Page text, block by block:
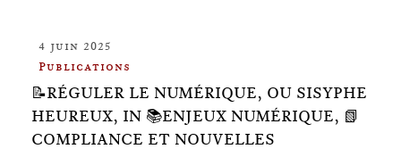
4 juin 2025
Publications
📝RÉGULER LE NUMÉRIQUE, OU SISYPHE
HEUREUX, IN 📚ENJEUX NUMÉRIQUE, 📗
COMPLIANCE ET NOUVELLES